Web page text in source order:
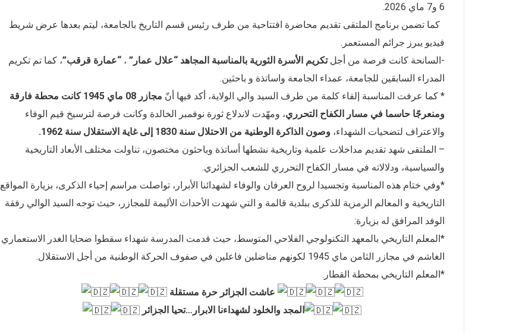
6 و7 ماي 2026.
كما تضمن برنامج الملتقى تقديم محاضرة افتتاحية من طرف رئيس قسم التاريخ بالجامعة، ليتم بعدها عرض شريط
فيديو يبرز جرائم المستعمر.
-السانحة كانت فرصة من أجلتكريم الأسرة الثورية بالمناسبة المجاهد “علال عمار” ، “عمارة قرقب”، كما تم تكريم
المدراء السابقين للجامعة، عمداء الجامعة واساتذة و باحثين.
* كما عرفت المناسبة إلقاء كلمة من طرف السيد والي الولاية، أكد فيها أنّ
مجازر 08 ماي 1945 كانت محطة فارقة
ومنعرجًا حاسما في مسار الكفاح التحرري، ومهّدت لاندلاع ثورة نوفمبر الخالدة وكانت فرصة لترسيخ قيم الوفاء
والاعتراف لتضحيات الشهداء، وصون الذاكرة الوطنية من الاحتلال سنة 1830 إلى غاية الاستقلال سنة 1962.
– الملتقى شهد تقديم مداخلات علمية وتاريخية نشطها أساتذة وباحثون مختصون، تناولت مختلف الأبعاد التاريخية
والسياسية، ودلالاته في مسار الكفاح التحرري للشعب الجزائري.
*وفي ختام هذه المناسبة وتجسيدا لروح العرفان والوفاء لشهدائنا الأبرار، تواصلت مراسم إحياء الذكرى، بزيارة المواقع
التاريخية و المعالم الرمزية للذكرى ببلدية قالمة و التي شهدت الأحداث الأليمة للمجازر، حيث توجه السيد الوالي رفقة
الوفد المرافق له بزيارة:
*المعلم التاريخي بالمعهد التكنولوجي الفلاحي المتوسط، حيث قدمت المدرسة شهداء سقطوا ضحايا الغدر الاستعماري
الغاشم في مجازر الثامن ماي 1945 لكونهم مناضلين فاعلين في صفوف الحركة الوطنية من أجل الاستقلال.
*المعلم التاريخي بمحطة القطار.
عاشت الجزائر حرة مستقلة
المجد والخلود لشهداءنا الابرار…تحيا الجزائر